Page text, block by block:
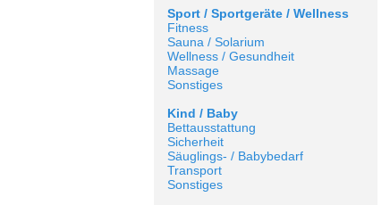
Sport / Sportgeräte / Wellness
Fitness
Sauna / Solarium
Wellness / Gesundheit
Massage
Sonstiges
Kind / Baby
Bettausstattung
Sicherheit
Säuglings- / Babybedarf
Transport
Sonstiges